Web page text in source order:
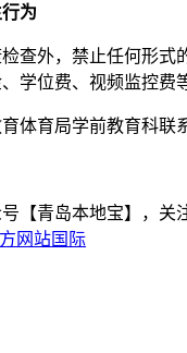
为
外，禁止任何形式的
学位费、视频监控费
育局学前教育科联系
【青岛本地宝】，关
网站国际